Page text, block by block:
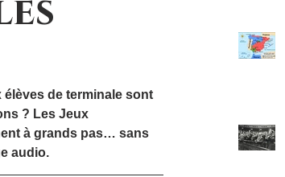
élèves de terminale sont
? Les Jeux
à grands pas… sans
audio.